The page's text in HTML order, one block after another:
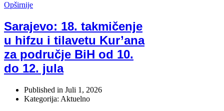
Opširnije
Sarajevo: 18. takmičenje
u hifzu i tilavetu Kur’ana
za područje BiH od 10.
do 12. jula
Published in Juli 1, 2026
Kategorija: Aktuelno